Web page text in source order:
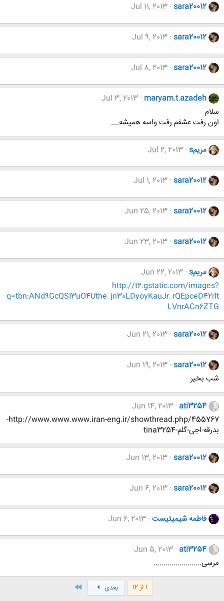
sara20012
Jul 11, 2013
sara20012
Jul 9, 2013
sara20012
Jul 8, 2013
maryam.t.azadeh
Jul 3, 2013
سلام
اون رفت عشقم رفت واسه همیشه....
مریمs Jul 2, 2013
sara20012
Jul 1, 2013
sara20012
Jun 25, 2013
sara20012
Jun 23, 2013
مریمs
Jun 22, 2013
http://t2.gstatic.com/images?
q=tbn:ANd9GcQSI3uO4Uthe_jn30LDyoyKauJr_rQEpceD42rlt
LVnrACn6ZTG
sara20012
Jun 21, 2013
sara20012
Jun 19, 2013
شب بخیر
ati3254
Jun 14, 2013
http://www.www.www.iran-eng.ir/showthread.php/455767-
بدرقه-اجی-گلم-tina3254
sara20012
Jun 13, 2013
sara20012
Jun 6, 2013
فاطمه شیمیتیست Jun 6, 2013
ati3254
Jun 5, 2013
مرسی........................
1 از 12 بعدی